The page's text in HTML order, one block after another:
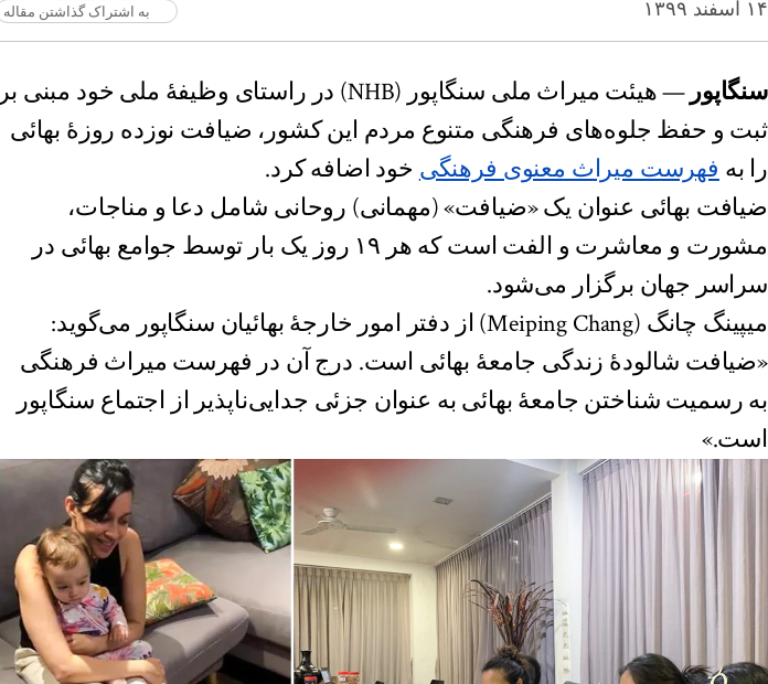
۱۴ اسفند ۱۳۹۹ به اشتراک گذاشتن مقاله
سنگاپور
— هیئت میراث ملی سنگاپور (NHB) در راستای وظیفهٔ ملی خود مبنی بر
ثبت و حفظ جلوه‌های فرهنگی متنوع مردم این کشور، ضیافت نوزده روزهٔ بهائی
را به فهرست میراث معنوی فرهنگی خود اضافه کرد.
ضیافت بهائی عنوان یک «ضیافت» (مهمانی) روحانی شامل دعا و مناجات،
مشورت و معاشرت و الفت است که هر ۱۹ روز یک بار توسط جوامع بهائی در
سراسر جهان برگزار می‌شود.
میپینگ چانگ (Meiping Chang) از دفتر امور خارجهٔ بهائیان سنگاپور می‌گوید:
«ضیافت شالودهٔ زندگی جامعهٔ بهائی است. درج آن در فهرست میراث فرهنگی
به رسمیت شناختن جامعهٔ بهائی به عنوان جزئی جدایی‌ناپذیر از اجتماع سنگاپور
است.»